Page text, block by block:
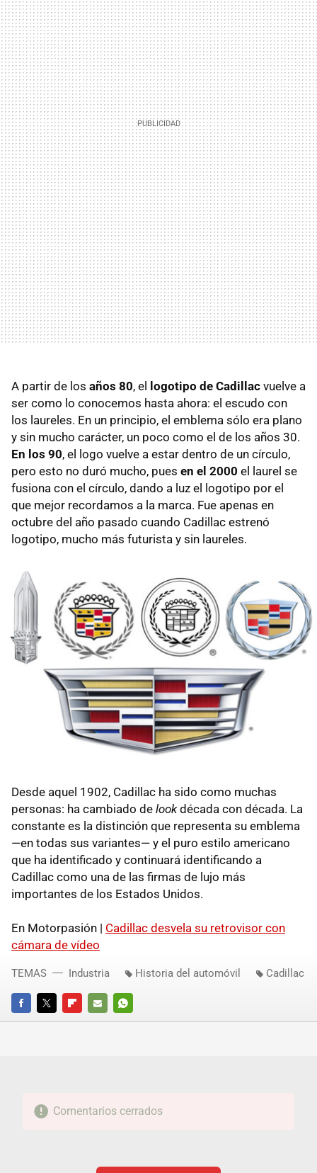
A partir de los años 80, el logotipo de Cadillac vuelve a
ser como lo conocemos hasta ahora: el escudo con
los laureles. En un principio, el emblema sólo era plano
y sin mucho carácter, un poco como el de los años 30.
En los 90, el logo vuelve a estar dentro de un círculo,
pero esto no duró mucho, pues en el 2000 el laurel se
fusiona con el círculo, dando a luz el logotipo por el
que mejor recordamos a la marca. Fue apenas en
octubre del año pasado cuando Cadillac estrenó
logotipo, mucho más futurista y sin laureles.
Desde aquel 1902, Cadillac ha sido como muchas
personas: ha cambiado de lookdécada con década. La
constante es la distinción que representa su emblema
—en todas sus variantes— y el puro estilo americano
que ha identificado y continuará identificando a
Cadillac como una de las firmas de lujo más
importantes de los Estados Unidos.
En Motorpasión | Cadillac desvela su retrovisor con
cámara de vídeo
FACEBOOKTWITTERFLIPBOARD
E-
WHATSAPP
TEMAS Industria Historia del automóvil Cadillac
Comentarios cerrados